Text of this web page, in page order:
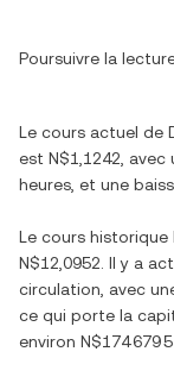
Poursuivre la
Le cours actuel de
est N$1,1242 , avec
heures, et une
Le cours historique
N$12,0952 . Il y a
circulation, avec
ce qui porte la
environ N$174 679